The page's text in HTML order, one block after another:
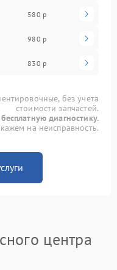
580 р
980 р
830 р
без учета
стоимости запчастей.
диагностику.
на неисправность.
центра